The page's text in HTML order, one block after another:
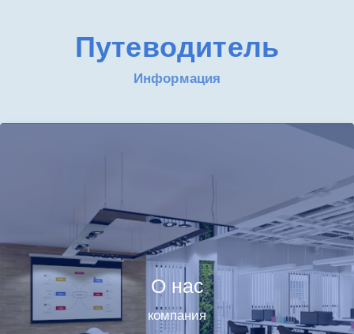
Путеводитель
Информация
О нас
компания